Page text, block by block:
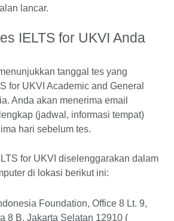
lancar.
IELTS for UKVI Anda
tanggal tes yang
for UKVI Academic and General
Anda akan menerima email
(jadwal, informasi tempat)
hari sebelum tes.
for UKVI diselenggarakan dalam
di lokasi berikut ini:
Foundation, Office 8 Lt. 9,
8 B, Jakarta Selatan 12910 (